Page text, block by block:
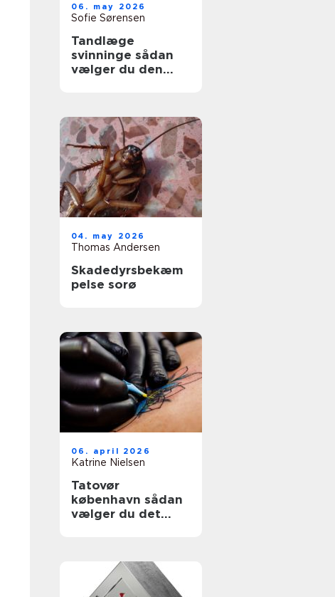
06. may 2026
Sofie Sørensen
Tandlæge
svinninge sådan
vælger du den
04. may 2026
Thomas Andersen
Skadedyrsbekæm
pelse sorø
06. april 2026
Katrine Nielsen
Tatovør
københavn sådan
vælger du det